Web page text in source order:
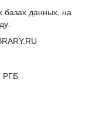
базах данных, на
РГБ